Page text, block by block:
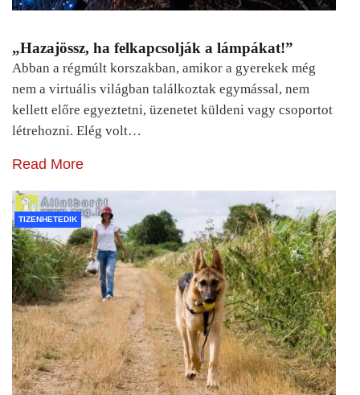
„Hazajössz, ha felkapcsolják a lámpákat!”
Abban a régmúlt korszakban, amikor a gyerekek még
nem a virtuális világban találkoztak egymással, nem
kellett előre egyeztetni, üzenetet küldeni vagy csoportot
létrehozni. Elég volt…
Read More
TIZENHETEDIK